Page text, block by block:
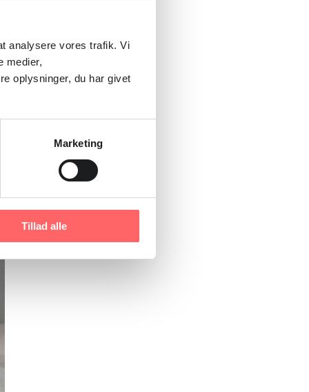
analysere vores trafik. Vi
medier,
oplysninger, du har givet
Marketing
Tillad alle